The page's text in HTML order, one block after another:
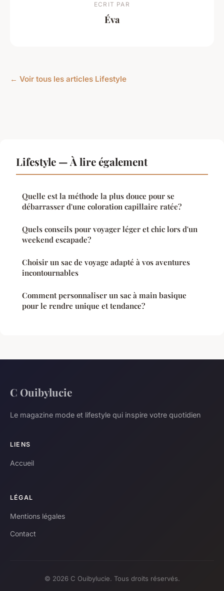
ECRIT PAR
Éva
← Voir tous les articles Lifestyle
Lifestyle — À lire également
Quelle est la méthode la plus douce pour se
débarrasser d'une coloration capillaire ratée?
Quels conseils pour voyager léger et chic lors d'un
weekend escapade?
Choisir un sac de voyage adapté à vos aventures
incontournables
Comment personnaliser un sac à main basique
pour le rendre unique et tendance?
C Ouibylucie
Le magazine mode et lifestyle qui inspire votre quotidien
LIENS
Accueil
LÉGAL
Mentions légales
Contact
© 2026 C Ouibylucie. Tous droits réservés.